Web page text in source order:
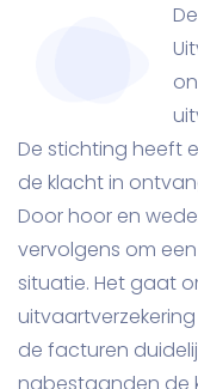
De stichting heeft
de klacht in
Door hoor en
vervolgens om
situatie. Het gaat
de facturen